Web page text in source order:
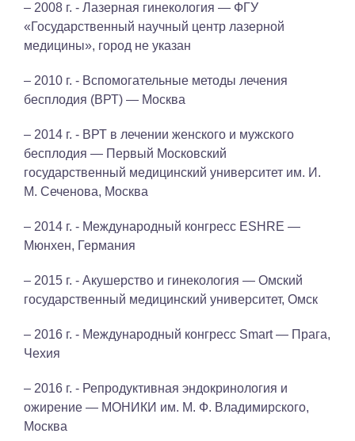
– 2008 г. - Лазерная гинекология — ФГУ
«Государственный научный центр лазерной
медицины», город не указан
– 2010 г. - Вспомогательные методы лечения
бесплодия (ВРТ) — Москва
– 2014 г. - ВРТ в лечении женского и мужского
бесплодия — Первый Московский
государственный медицинский университет им. И.
М. Сеченова, Москва
– 2014 г. - Международный конгресс ESHRE —
Мюнхен, Германия
– 2015 г. - Акушерство и гинекология — Омский
государственный медицинский университет, Омск
– 2016 г. - Международный конгресс Smart — Прага,
Чехия
– 2016 г. - Репродуктивная эндокринология и
ожирение — МОНИКИ им. М. Ф. Владимирского,
Москва